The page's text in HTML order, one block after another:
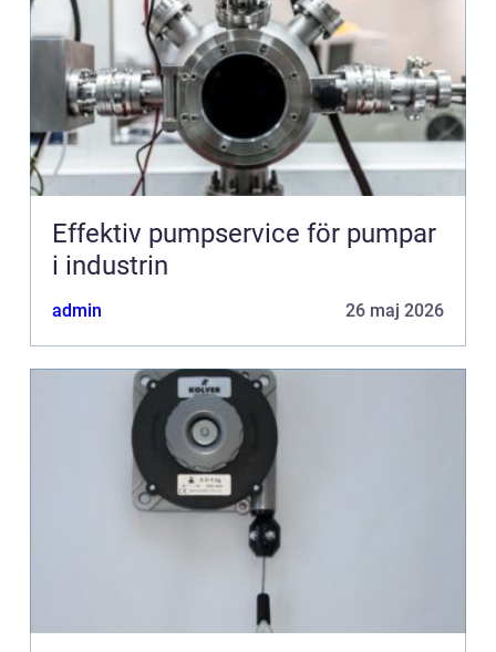
Effektiv pumpservice för pumpar
i industrin
admin 26 maj 2026